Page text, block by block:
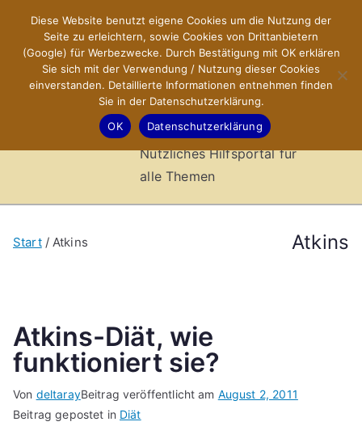
springen
X-Sites.de
–
Hilfsportal
Nützliches Hilfsportal für
alle Themen
Atkins
Start Atkins
Atkins-Diät, wie
funktioniert sie?
Von deltarayBeitrag veröffentlicht am August 2, 2011
Beitrag gepostet in Diät
Diese Website benutzt eigene Cookies um die Nutzung der
Seite zu erleichtern, sowie Cookies von Drittanbietern
(Google) für Werbezwecke. Durch Bestätigung mit OK erklären
Sie sich mit der Verwendung / Nutzung dieser Cookies
einverstanden. Detaillierte Informationen entnehmen finden
Sie in der Datenschutzerklärung.
OK
Datenschutzerklärung